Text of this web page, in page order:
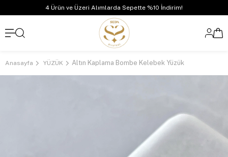
4 Ürün ve Üzeri Alımlarda Sepette %10 İndirim!
Anasayfa YÜZÜK Altın Kaplama Bombe Kelebek Yüzük